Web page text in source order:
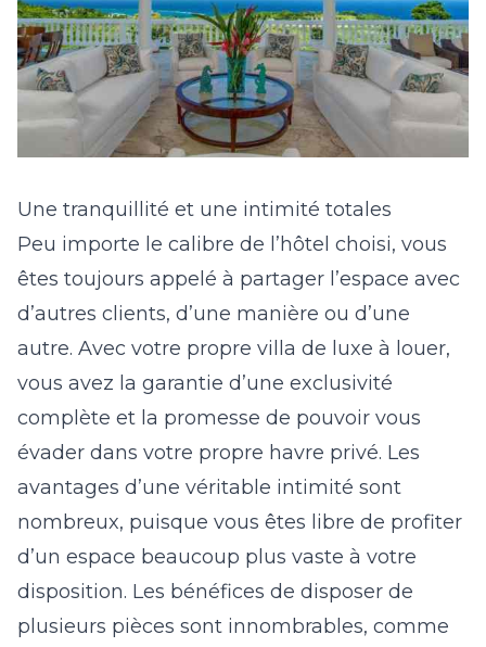
Une tranquillité et une intimité totales
Peu importe le calibre de l’hôtel choisi, vous
êtes toujours appelé à partager l’espace avec
d’autres clients, d’une manière ou d’une
autre. Avec votre propre villa de luxe à louer,
vous avez la garantie d’une exclusivité
complète et la promesse de pouvoir vous
évader dans votre propre havre privé. Les
avantages d’une véritable intimité sont
nombreux, puisque vous êtes libre de profiter
d’un espace beaucoup plus vaste à votre
disposition. Les bénéfices de disposer de
plusieurs pièces sont innombrables, comme